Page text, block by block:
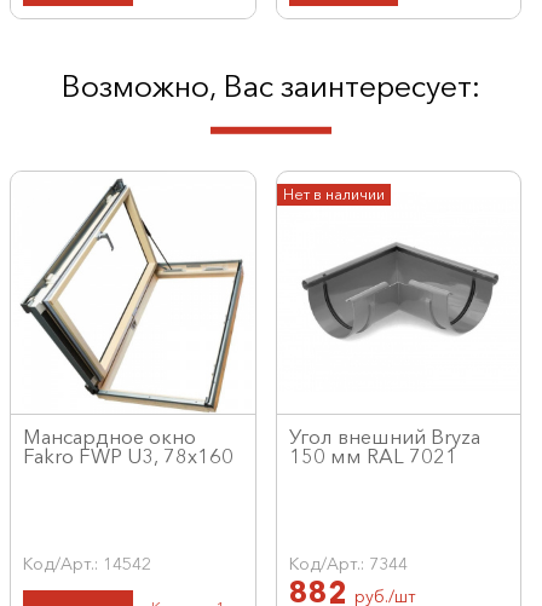
Возможно, Вас заинтересует:
Мансардное окно
Fakro FWP U3, 78x160
Код/Арт.: 14542
Нет в наличии
Угол внешний Bryza
150 мм RAL 7021
Код/Арт.: 7344
882 руб./шт